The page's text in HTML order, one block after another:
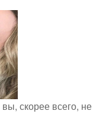
скорее всего, не